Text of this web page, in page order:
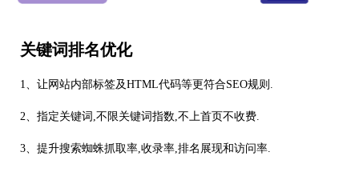
关键词排名优化
1、让网站内部标签及HTML代码等更符合SEO规则.
2、指定关键词,不限关键词指数,不上首页不收费.
3、提升搜索蜘蛛抓取率,收录率,排名展现和访问率.